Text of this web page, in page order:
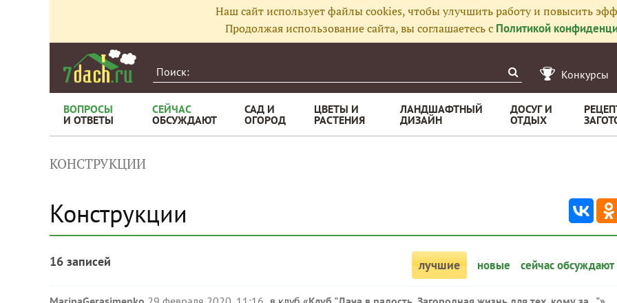
Наш сайт использует файлы cookies, чтобы улучшить работу и повысить
Продолжая использование сайта, вы соглашаетесь с Политикой
Конкурсы
ВОПРОСЫ
И ОТВЕТЫ
СЕЙЧАС
ОБСУЖДАЮТ
САД И
ОГОРОД
ЦВЕТЫ И
РАСТЕНИЯ
ЛАНДШАФТНЫЙ
ДИЗАЙН
ДОСУГ И
ОТДЫХ
КОНСТРУКЦИИ
Конструкции
16 записей лучшие новые сейчас обсуждают